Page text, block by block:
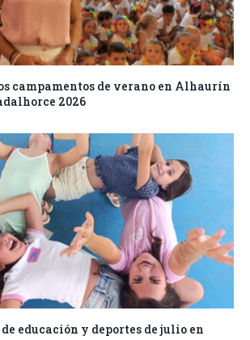
campamentos de verano en Alhaurín
2026
educación y deportes de julio en